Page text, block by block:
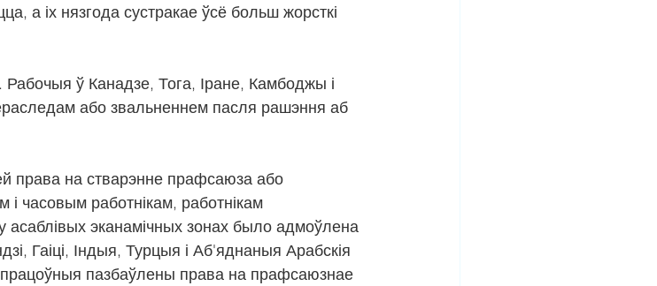
а іх нязгода сустракае ўсё больш жорсткі
Рабочыя ў Канадзе, Тога, Іране, Камбоджы і
або звальненнем пасля рашэння аб
права на стварэнне прафсаюза або
часовым работнікам, работнікам
асаблівых эканамічных зонах было адмоўлена
Гаіці, Індыя, Турцыя і Аб'яднаныя Арабскія
працоўныя пазбаўлены права на прафсаюзнае